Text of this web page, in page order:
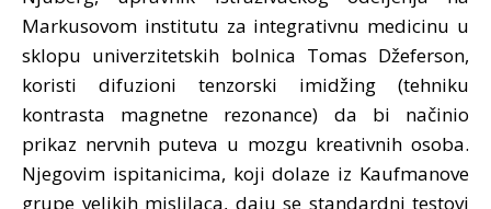
Markusovom institutu za integrativnu medicinu u
sklopu univerzitetskih bolnica Tomas Džeferson,
koristi difuzioni tenzorski imidžing (tehniku
kontrasta magnetne rezonance) da bi načinio
prikaz nervnih puteva u mozgu kreativnih osoba.
Njegovim ispitanicima, koji dolaze iz Kaufmanove
grupe velikih mislilaca, daju se standardni testovi